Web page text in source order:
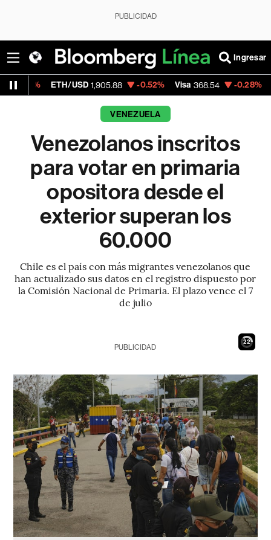
PUBLICIDAD
Ingresar
ETH/USD 1,905.88 -0.52% Visa 368.54 -0.28%
VENEZUELA
Venezolanos inscritos
para votar en primaria
opositora desde el
exterior superan los
60.000
Chile es el país con más migrantes venezolanos que
han actualizado sus datos en el registro dispuesto por
la Comisión Nacional de Primaria. El plazo vence el 7
de julio
21
PUBLICIDAD